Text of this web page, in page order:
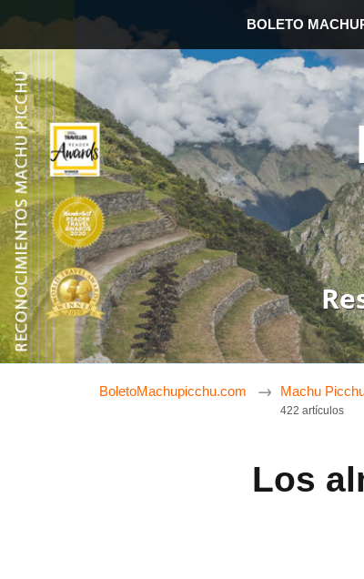
BOLETO
BoletoMachupicchu.com Machu
422 artículos
Los